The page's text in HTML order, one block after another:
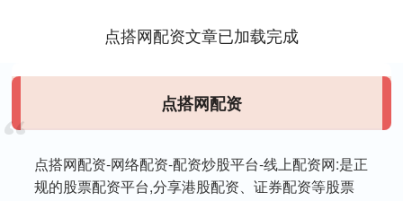
点搭网配资文章已加载完成
点搭网配资
点搭网配资-网络配资-配资炒股平台-线上配资网:是正
规的股票配资平台,分享港股配资、证券配资等股票